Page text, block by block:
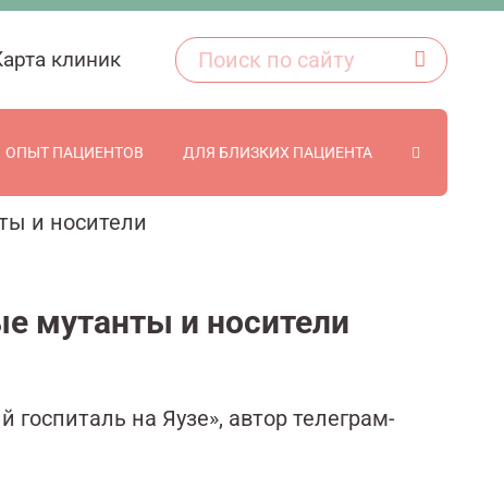
клиник
ОПЫТ ПАЦИЕНТОВ ДЛЯ БЛИЗКИХ ПАЦИЕНТА
и носители
мутанты и носители
на Яузе», автор телеграм-